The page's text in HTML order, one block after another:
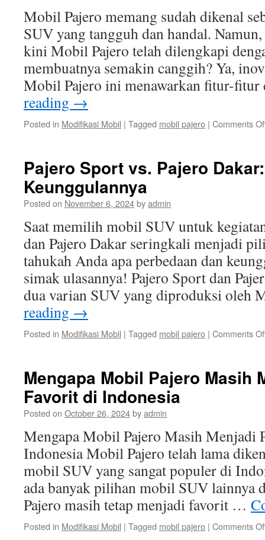
Mobil Pajero memang sudah dikenal
SUV yang tangguh dan handal.
kini Mobil Pajero telah dilengkapi
membuatnya semakin canggih? Ya,
Mobil Pajero ini menawarkan fitur-
reading →
Posted in Modifikasi Mobil | Tagged mobil pajero | Comments
Pajero Sport vs. Pajero
Keunggulannya
Posted on November 6, 2024byadmin
Saat memilih mobil SUV untuk
dan Pajero Dakar seringkali menjadi
tahukah Anda apa perbedaan dan
simak ulasannya! Pajero Sport dan
dua varian SUV yang diproduksi
reading →
Posted in Modifikasi Mobil | Tagged mobil pajero | Comments
Mengapa Mobil Pajero Masih
Favorit di Indonesia
Posted on October 26, 2024byadmin
Mengapa Mobil Pajero Masih Menjadi
Indonesia Mobil Pajero telah lama
mobil SUV yang sangat populer di
ada banyak pilihan mobil SUV lainnya
Pajero masih tetap menjadi favorit …
Posted in Modifikasi Mobil | Tagged mobil pajero | Comments